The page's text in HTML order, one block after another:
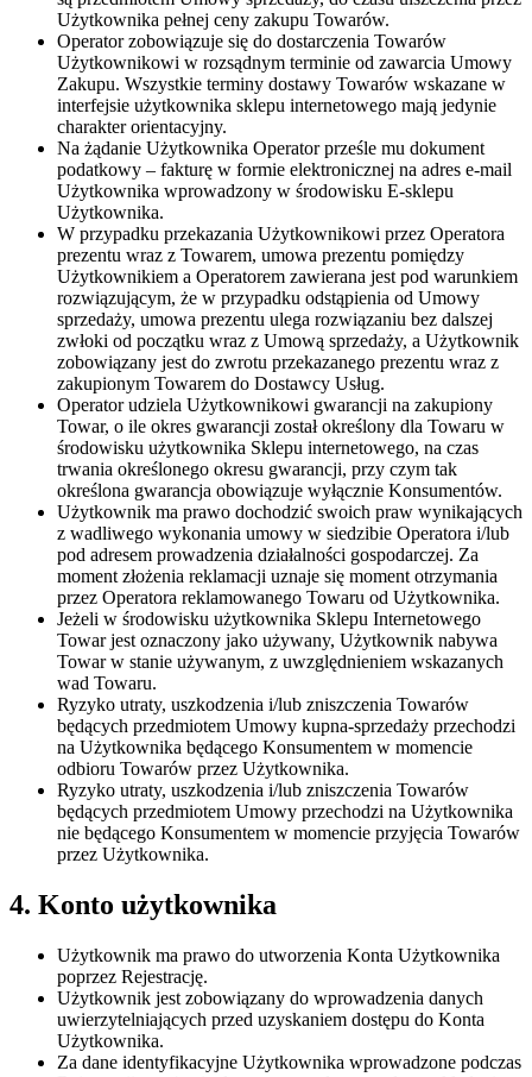
Użytkownika pełnej ceny zakupu Towarów.
Operator zobowiązuje się do dostarczenia Towarów
Użytkownikowi w rozsądnym terminie od zawarcia Umowy
Zakupu. Wszystkie terminy dostawy Towarów wskazane w
interfejsie użytkownika sklepu internetowego mają jedynie
charakter orientacyjny.
Na żądanie Użytkownika Operator prześle mu dokument
podatkowy – fakturę w formie elektronicznej na adres e-mail
Użytkownika wprowadzony w środowisku E-sklepu
Użytkownika.
W przypadku przekazania Użytkownikowi przez Operatora
prezentu wraz z Towarem, umowa prezentu pomiędzy
Użytkownikiem a Operatorem zawierana jest pod warunkiem
rozwiązującym, że w przypadku odstąpienia od Umowy
sprzedaży, umowa prezentu ulega rozwiązaniu bez dalszej
zwłoki od początku wraz z Umową sprzedaży, a Użytkownik
zobowiązany jest do zwrotu przekazanego prezentu wraz z
zakupionym Towarem do Dostawcy Usług.
Operator udziela Użytkownikowi gwarancji na zakupiony
Towar, o ile okres gwarancji został określony dla Towaru w
środowisku użytkownika Sklepu internetowego, na czas
trwania określonego okresu gwarancji, przy czym tak
określona gwarancja obowiązuje wyłącznie Konsumentów.
Użytkownik ma prawo dochodzić swoich praw wynikających
z wadliwego wykonania umowy w siedzibie Operatora i/lub
pod adresem prowadzenia działalności gospodarczej. Za
moment złożenia reklamacji uznaje się moment otrzymania
przez Operatora reklamowanego Towaru od Użytkownika.
Jeżeli w środowisku użytkownika Sklepu Internetowego
Towar jest oznaczony jako używany, Użytkownik nabywa
Towar w stanie używanym, z uwzględnieniem wskazanych
wad Towaru.
Ryzyko utraty, uszkodzenia i/lub zniszczenia Towarów
będących przedmiotem Umowy kupna-sprzedaży przechodzi
na Użytkownika będącego Konsumentem w momencie
odbioru Towarów przez Użytkownika.
Ryzyko utraty, uszkodzenia i/lub zniszczenia Towarów
będących przedmiotem Umowy przechodzi na Użytkownika
nie będącego Konsumentem w momencie przyjęcia Towarów
przez Użytkownika.
4. Konto użytkownika
Użytkownik ma prawo do utworzenia Konta Użytkownika
poprzez Rejestrację.
Użytkownik jest zobowiązany do wprowadzenia danych
uwierzytelniających przed uzyskaniem dostępu do Konta
Użytkownika.
Za dane identyfikacyjne Użytkownika wprowadzone podczas